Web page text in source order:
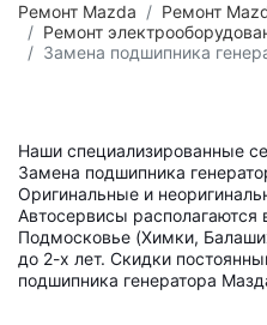
Ремонт Mazda
Ремонт
Ремонт
Замена подшипника
Наши специализированные
Замена подшипника
Оригинальные и
Автосервисы
Подмосковье (Химки,
до 2-х лет. Скидки
подшипника генератора